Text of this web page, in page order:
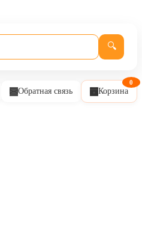
🔍
Обратная связь Корзина
0